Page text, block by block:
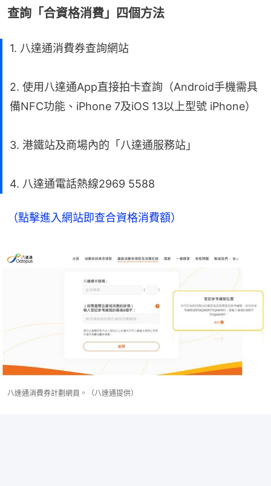
查詢「合資格消費」四個方法
1. 八達通消費券查詢網站
2. 使用八達通App直接拍卡查詢（Android手機需具
備NFC功能、iPhone 7及iOS 13以上型號 iPhone）
3. 港鐵站及商場內的「八達通服務站」
4. 八達通電話熱線2969 5588
（點擊進入網站即查合資格消費額）
八達通消費券計劃網頁。（八達通提供）